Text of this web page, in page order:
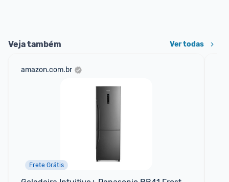
Veja também Ver todas
amazon.com.br
Frete Grátis